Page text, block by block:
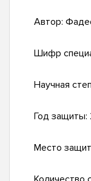
Автор:
Шифр
Научная
Год защиты:
Место